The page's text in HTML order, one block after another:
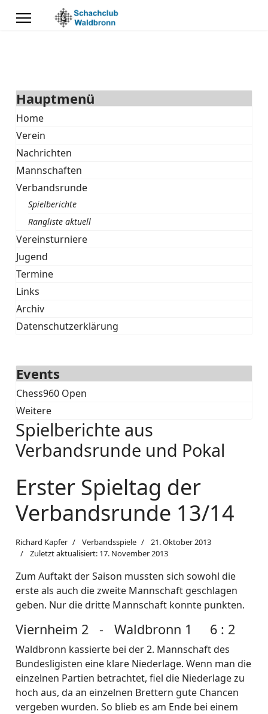
Hauptmenü
Home
Verein
Nachrichten
Mannschaften
Verbandsrunde
Spielberichte
Rangliste aktuell
Vereinsturniere
Jugend
Termine
Links
Archiv
Datenschutzerklärung
Events
Chess960 Open
Weitere
Spielberichte aus
Verbandsrunde und Pokal
Erster Spieltag der
Verbandsrunde 13/14
Richard Kapfer Verbandsspiele
21. Oktober 2013
Zuletzt aktualisiert: 17. November 2013
Zum Auftakt der Saison mussten sich sowohl die
erste als auch die zweite Mannschaft geschlagen
geben. Nur die dritte Mannschaft konnte punkten.
Viernheim 2 - Waldbronn 1 6 : 2
Waldbronn kassierte bei der 2. Mannschaft des
Bundesligisten eine klare Niederlage. Wenn man die
einzelnen Partien betrachtet, fiel die Niederlage zu
hoch aus, da an einzelnen Brettern gute Chancen
vergeben wurden. So blieb es am Ende bei einem